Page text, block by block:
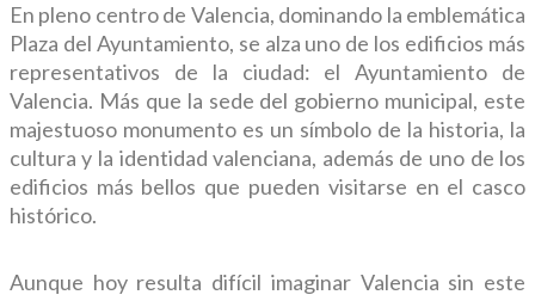
En pleno centro de Valencia, dominando la emblemática
Plaza del Ayuntamiento, se alza uno de los edificios más
representativos de la ciudad: el Ayuntamiento de
Valencia. Más que la sede del gobierno municipal, este
majestuoso monumento es un símbolo de la historia, la
cultura y la identidad valenciana, además de uno de los
edificios más bellos que pueden visitarse en el casco
histórico.
Aunque hoy resulta difícil imaginar Valencia sin este